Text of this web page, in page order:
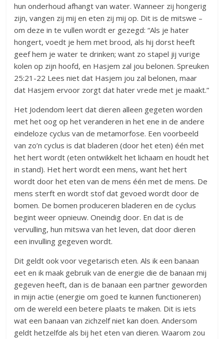
hun onderhoud afhangt van water. Wanneer zij hongerig
zijn, vangen zij mij en eten zij mij op. Dit is de mitswe –
om deze in te vullen wordt er gezegd: “Als je hater
hongert, voedt je hem met brood, als hij dorst heeft
geef hem je water te drinken; want zo stapel jij vurige
kolen op zijn hoofd, en Hasjem zal jou belonen. Spreuken
25:21-22 Lees niet dat Hasjem jou zal belonen, maar
dat Hasjem ervoor zorgt dat hater vrede met je maakt.”
Het Jodendom leert dat dieren alleen gegeten worden
met het oog op het veranderen in het ene in de andere
eindeloze cyclus van de metamorfose. Een voorbeeld
van zo’n cyclus is dat bladeren (door het eten) één met
het hert wordt (eten ontwikkelt het lichaam en houdt het
in stand). Het hert wordt een mens, want het hert
wordt door het eten van de mens één met de mens. De
mens sterft en wordt stof dat gevoed wordt door de
bomen. De bomen produceren bladeren en de cyclus
begint weer opnieuw. Oneindig door. En dat is de
vervulling, hun mitswa van het leven, dat door dieren
een invulling gegeven wordt.
Dit geldt ook voor vegetarisch eten. Als ik een banaan
eet en ik maak gebruik van de energie die de banaan mij
gegeven heeft, dan is de banaan een partner geworden
in mijn actie (energie om goed te kunnen functioneren)
om de wereld een betere plaats te maken. Dit is iets
wat een banaan van zichzelf niet kan doen. Andersom
geldt hetzelfde als bij het eten van dieren. Waarom zou